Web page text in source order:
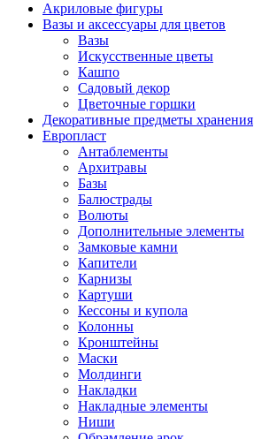
Акриловые фигуры
Вазы и аксессуары для цветов
Вазы
Искусственные цветы
Кашпо
Садовый декор
Цветочные горшки
Декоративные предметы хранения
Европласт
Антаблементы
Архитравы
Базы
Балюстрады
Волюты
Дополнительные элементы
Замковые камни
Капители
Карнизы
Картуши
Кессоны и купола
Колонны
Кронштейны
Маски
Молдинги
Накладки
Накладные элементы
Ниши